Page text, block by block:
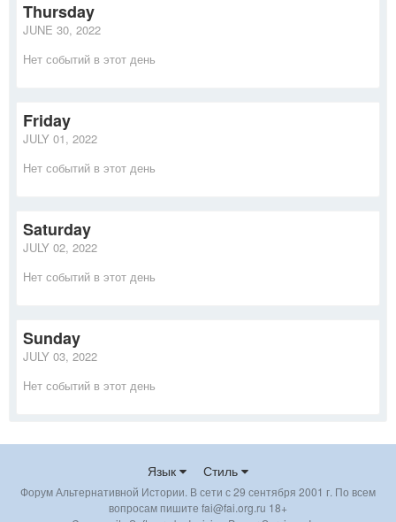
Thursday
JUNE 30, 2022
Нет событий в этот день
Friday
JULY 01, 2022
Нет событий в этот день
Saturday
JULY 02, 2022
Нет событий в этот день
Sunday
JULY 03, 2022
Нет событий в этот день
Язык Стиль
Форум Альтернативной Истории. В сети с 29 сентября 2001 г. По всем
вопросам пишите fai@fai.org.ru 18+